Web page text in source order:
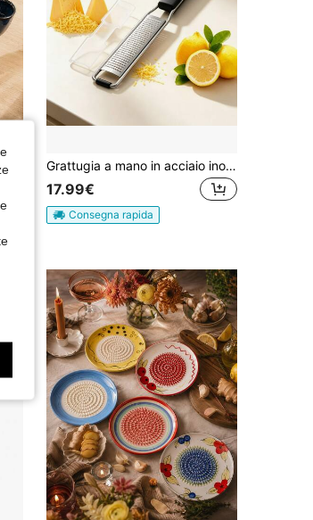
Grattugia a mano in acciaio inossidabile con copertura protettiva, include custodia per la conservazione e spazzola per la pulizia, ideale per parmigiano, limone, aglio e zenzero
17.99€
Consegna rapida